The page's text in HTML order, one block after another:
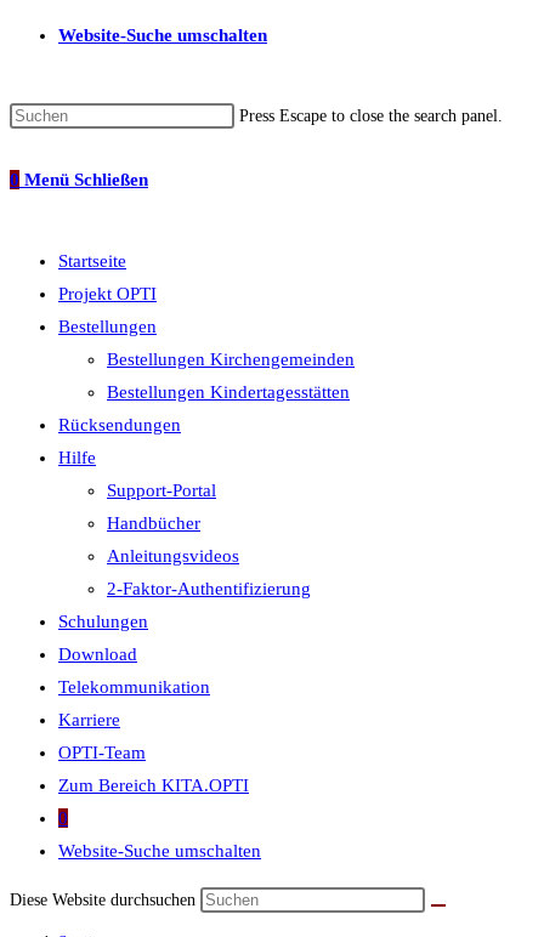
Website-Suche umschalten
Press Escape to close the search panel.
0 Menü Schließen
Startseite
Projekt OPTI
Bestellungen
Bestellungen Kirchengemeinden
Bestellungen Kindertagesstätten
Rücksendungen
Hilfe
Support-Portal
Handbücher
Anleitungsvideos
2-Faktor-Authentifizierung
Schulungen
Download
Telekommunikation
Karriere
OPTI-Team
Zum Bereich KITA.OPTI
0
Website-Suche umschalten
Diese Website durchsuchen